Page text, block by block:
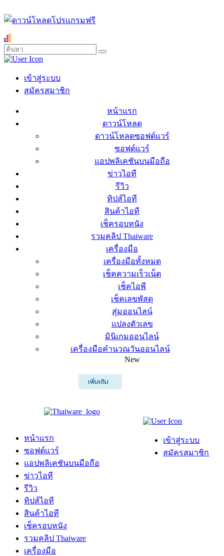
เข้าสู่ระบบ
สมัครสมาชิก
หน้าแรก
ดาวน์โหลด
ดาวน์โหลดซอฟต์แวร์
ซอฟต์แวร์
แอปพลิเคชันบนมือถือ
ข่าวไอที
รีวิว
ทิปส์ไอที
สินค้าไอที
เช็ครอบหนัง
รวมคลิป Thaiware
เครื่องมือ
เครื่องมือทั้งหมด
เช็คความเร็วเน็ต
เช็คไอพี
เช็คเลขพัสดุ
สุ่มออนไลน์
แปลงตัวเลข
มินิเกมออนไลน์
เครื่องมือคำนวณวันออนไลน์
New
เพิ่มเติม
เข้าสู่ระบบ
สมัครสมาชิก
หน้าแรก
ซอฟต์แวร์
แอปพลิเคชันบนมือถือ
ข่าวไอที
รีวิว
ทิปส์ไอที
สินค้าไอที
เช็ครอบหนัง
รวมคลิป Thaiware
เครื่องมือ